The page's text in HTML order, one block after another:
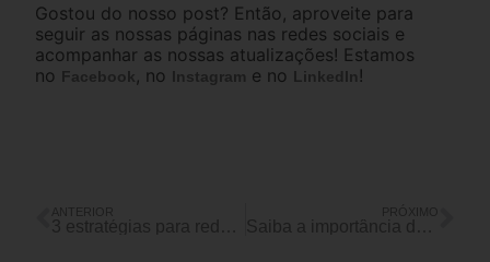
Gostou do nosso post? Então, aproveite para
seguir as nossas páginas nas redes sociais e
acompanhar as nossas atualizações! Estamos
no Facebook , no Instagram e no LinkedIn !
ANTERIOR PRÓXIMO